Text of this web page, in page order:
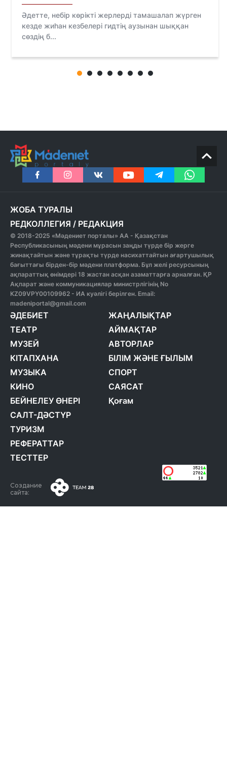
Әдетте, небір көрікті жерлерді тамашалап жүрген
кезде жиһан кезбелері гидтің аузынан шыққан
сөздің б...
ЖОБА ТУРАЛЫ
РЕДКОЛЛЕГИЯ / РЕДАКЦИЯ
© 2018-2025 «Мәдениет порталы» АА - Қазақстан
Республикасының мәдени мұрасын заңды түрде бір жерге
жинақтайтын және тұрақты түрде насихаттайтын ағартушылық
бағыттағы бірден-бір мәдени платформа. Бұл желі ресурсының
ақпараттық өнімдері 18 жастан асқан азаматтарға арналған. ҚР
Ақпарат және коммуникациялар министрлігінің No
KZ09VPY00109962 - ИА куәлігі берілген. Email:
madeniportal@gmail.com
ӘДЕБИЕТ
ТЕАТР
МУЗЕЙ
КІТАПХАНА
МУЗЫКА
КИНО
БЕЙНЕЛЕУ ӨНЕРІ
САЛТ-ДӘСТҮР
ТУРИЗМ
РЕФЕРАТТАР
ТЕСТТЕР
ЖАҢАЛЫҚТАР
АЙМАҚТАР
АВТОРЛАР
БІЛІМ ЖӘНЕ ҒЫЛЫМ
СПОРТ
САЯСАТ
Қоғам
Создание
сайта: